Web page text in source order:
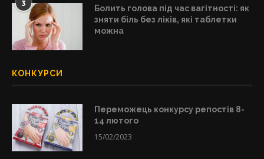
3
Болить голова під час вагітності: як
зняти біль без ліків, які таблетки
можна
КОНКУРСИ
Переможець конкурсу репостів 8-
14 лютого
15/02/2023